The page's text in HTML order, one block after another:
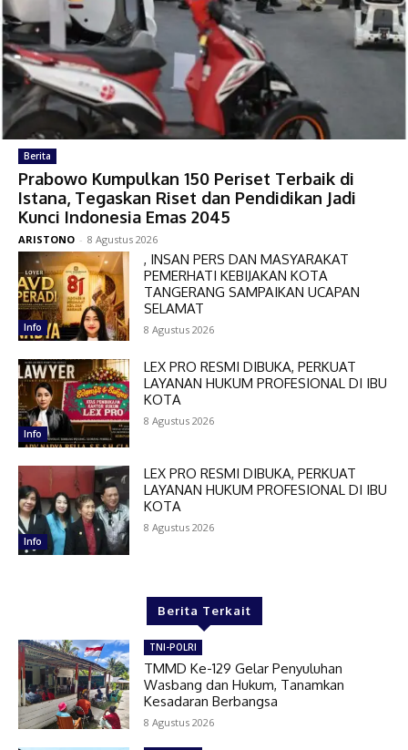
Berita
Prabowo Kumpulkan 150 Periset Terbaik di
Istana, Tegaskan Riset dan Pendidikan Jadi
Kunci Indonesia Emas 2045
ARISTONO - 8 Agustus 2026
Info
, INSAN PERS DAN MASYARAKAT
PEMERHATI KEBIJAKAN KOTA
TANGERANG SAMPAIKAN UCAPAN
SELAMAT
8 Agustus 2026
Info
LEX PRO RESMI DIBUKA, PERKUAT
LAYANAN HUKUM PROFESIONAL DI IBU
KOTA
8 Agustus 2026
Info
LEX PRO RESMI DIBUKA, PERKUAT
LAYANAN HUKUM PROFESIONAL DI IBU
KOTA
8 Agustus 2026
Berita Terkait
TNI-POLRI
TMMD Ke-129 Gelar Penyuluhan
Wasbang dan Hukum, Tanamkan
Kesadaran Berbangsa
8 Agustus 2026